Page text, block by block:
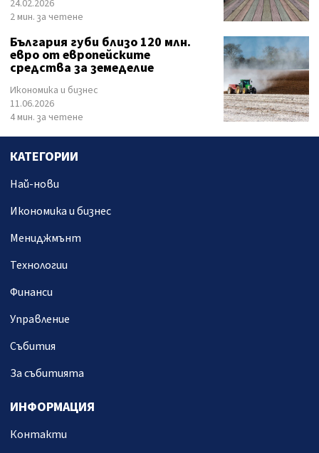
24.02.2026
2 мин. за четене
България губи близо 120 млн.
евро от европейските
средства за земеделие
Икономика и бизнес
11.06.2026
4 мин. за четене
КАТЕГОРИИ
Най-нови
Икономика и бизнес
Мениджмънт
Технологии
Финанси
Управление
Събития
За събитията
ИНФОРМАЦИЯ
Контакти